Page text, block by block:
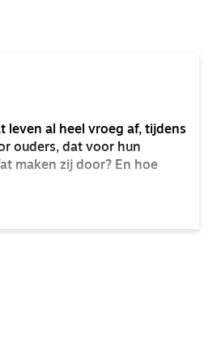
leven al heel vroeg af, tijdens
ouders, dat voor hun
maken zij door? En hoe